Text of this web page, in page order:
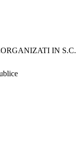
IN S.C.